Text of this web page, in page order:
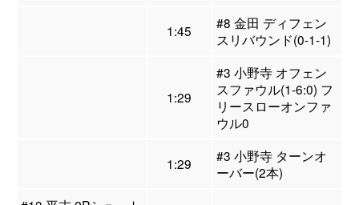
1:45
#8 金田 ディフェン
スリバウンド(0-1-1)
1:29
#3 小野寺 オフェン
スファウル(1-6:0) フ
リースローオンファ
ウル0
1:29
#3 小野寺 ターンオ
ーバー(2本)